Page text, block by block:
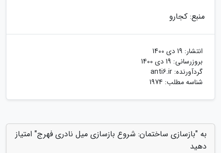
منبع: کجارو
انتشار: 19 دی 1400
بروزرسانی: 19 دی 1400
گردآورنده: anti6.ir
شناسه مطلب: 1974
به "بازسازی ساختمان: شروع بازسازی میل نادری فهرج" امتیاز
دهید